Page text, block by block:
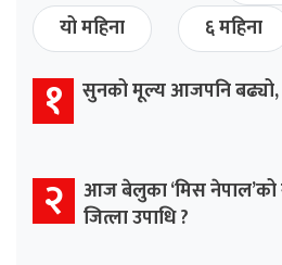
यो महिना
६ महिना
१ सुनको मूल्य आजपनि बढ्यो,
२ आज बेलुका ‘मिस नेपाल’को
जित्ला उपाधि ?